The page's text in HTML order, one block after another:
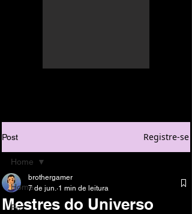
Post Registre-se
Home
Pc
Home
Mestres do Universo
brothergamer
7 de jun. 1 min de leitura